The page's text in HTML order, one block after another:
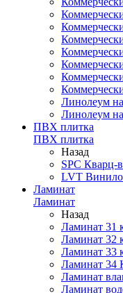
Линолеум
Линолеум
ПВХ плитка
ПВХ плитка
Назад
SPC Кварц-
LVT
Ламинат
Ламинат
Назад
Ламинат 31
Ламинат 32
Ламинат 33
Ламинат 34
Ламинат
Ламинат